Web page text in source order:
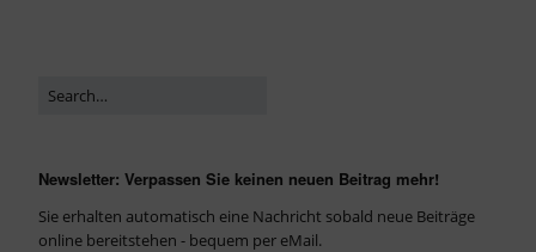
Newsletter: Verpassen Sie keinen neuen Beitrag mehr!
Sie erhalten automatisch eine Nachricht sobald neue Beiträge
online bereitstehen - bequem per eMail.